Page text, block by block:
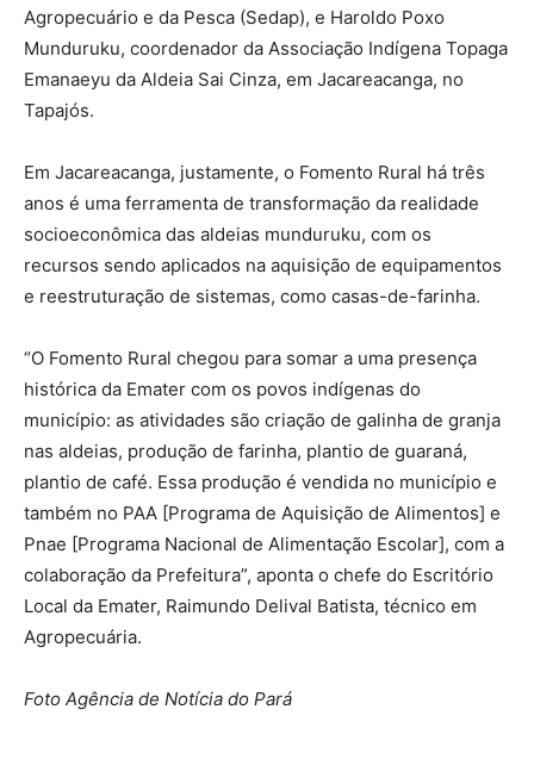
Agropecuário e da Pesca (Sedap), e Haroldo Poxo
Munduruku, coordenador da Associação Indígena Topaga
Emanaeyu da Aldeia Sai Cinza, em Jacareacanga, no
Tapajós.
Em Jacareacanga, justamente, o Fomento Rural há três
anos é uma ferramenta de transformação da realidade
socioeconômica das aldeias munduruku, com os
recursos sendo aplicados na aquisição de equipamentos
e reestruturação de sistemas, como casas-de-farinha.
“O Fomento Rural chegou para somar a uma presença
histórica da Emater com os povos indígenas do
município: as atividades são criação de galinha de granja
nas aldeias, produção de farinha, plantio de guaraná,
plantio de café. Essa produção é vendida no município e
também no PAA [Programa de Aquisição de Alimentos] e
Pnae [Programa Nacional de Alimentação Escolar], com a
colaboração da Prefeitura”, aponta o chefe do Escritório
Local da Emater, Raimundo Delival Batista, técnico em
Agropecuária.
Foto Agência de Notícia do Pará